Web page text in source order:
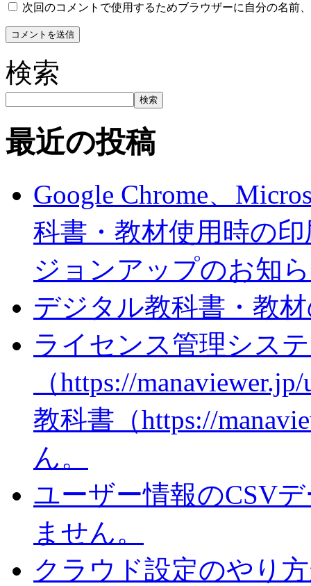
次回のコメントで使用するためブラウザーに自分の名前
検索
検索
最近の投稿
Google Chrome、
科書・教材使用時の
ジョンアップのお知
デジタル教科書・教
ライセンス管理シス
（https://
教科書（https://
ん。
ユーザー情報のCSV
ません。
クラウド設定のやり